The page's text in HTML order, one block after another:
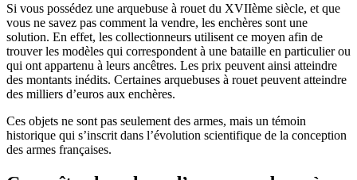
Si vous possédez une arquebuse à rouet du XVIIème siècle, et que
vous ne savez pas comment la vendre, les enchères sont une
solution. En effet, les collectionneurs utilisent ce moyen afin de
trouver les modèles qui correspondent à une bataille en particulier ou
qui ont appartenu à leurs ancêtres. Les prix peuvent ainsi atteindre
des montants inédits. Certaines arquebuses à rouet peuvent atteindre
des milliers d’euros aux enchères.
Ces objets ne sont pas seulement des armes, mais un témoin
historique qui s’inscrit dans l’évolution scientifique de la conception
des armes françaises.